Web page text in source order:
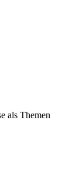
als Themen